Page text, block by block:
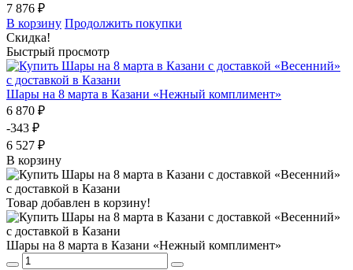
7 876 ₽
В корзину Продолжить покупки
Скидка!
Быстрый просмотр
Шары на 8 марта в Казани «Нежный комплимент»
6 870 ₽
-343 ₽
6 527 ₽
В корзину
Товар добавлен в корзину!
Шары на 8 марта в Казани «Нежный комплимент»